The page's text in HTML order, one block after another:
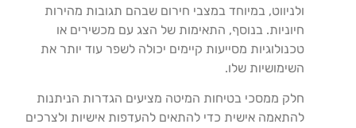
ולניווט, במיוחד במצבי חירום שבהם תגובות מהירות
חיוניות. בנוסף, התאימות של הצג עם מכשירים או
טכנולוגיות מסייעות קיימים יכולה לשפר עוד יותר את
השימושיות שלו.
חלק ממסכי בטיחות המיטה מציעים הגדרות הניתנות
להתאמה אישית כדי להתאים להעדפות אישיות ולצרכים